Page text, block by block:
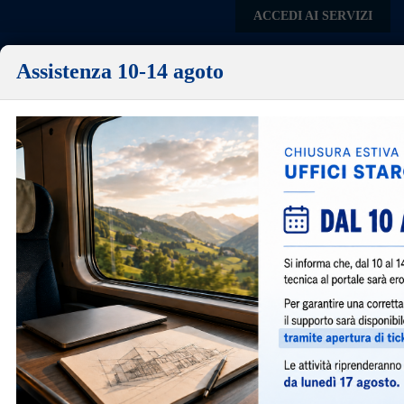
ACCEDI AI SERVIZI
Mediglia
Sportello Unico per l'Edilizia
Un Unico Sportello dove poter consultare la normativa,
scaricare la modulistica necessaria, presentare le pratiche
edilizie e consultare le pratiche presentate.
IN PRIMO PIANO
Ottobre 28, 2021
Assistenza 10-14 agoto